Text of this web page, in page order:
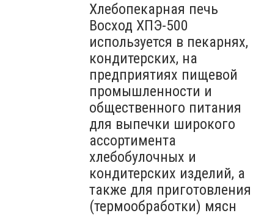
Хлебопекарная печь
Восход ХПЭ-500
используется в пекарнях,
кондитерских, на
предприятиях пищевой
промышленности и
общественного питания
для выпечки широкого
ассортимента
хлебобулочных и
кондитерских изделий, а
также для приготовления
(термообработки) мясн